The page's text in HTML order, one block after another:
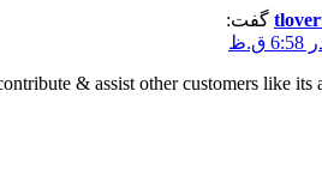
گفت:
& assist other customers like its